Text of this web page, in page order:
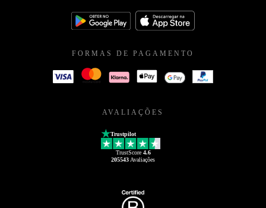
FORMAS DE PAGAMENTO
AVALIAÇÕES
Trustpilot
TrustScore 4.6
205543 Avaliações